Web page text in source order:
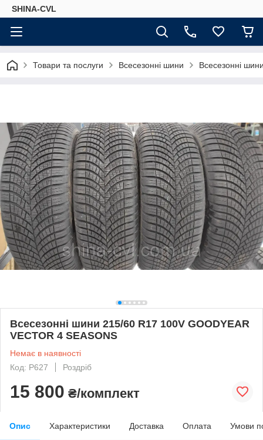
SHINA-CVL
Товари та послуги Всесезонні шини Всесезонні
Всесезонні шини 215/60 R17 100V GOODYEAR
VECTOR 4 SEASONS
Немає в наявності
Код: P627
Роздріб
15 800 ₴/комплект
Опис Характеристики Доставка Оплата Умови